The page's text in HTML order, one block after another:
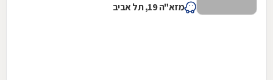
מזא"ה 19, תל אביב